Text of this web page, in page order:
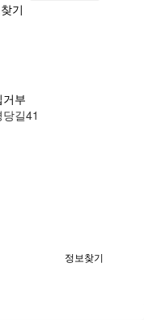
기
부
길41
정보찾기